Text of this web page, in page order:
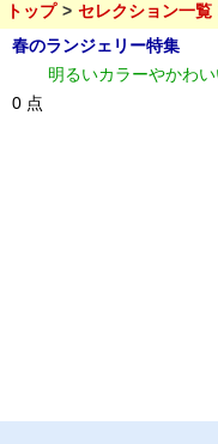
トップ セレクション一覧
春のランジェリー特集
明るいカラーやかわ
0 点